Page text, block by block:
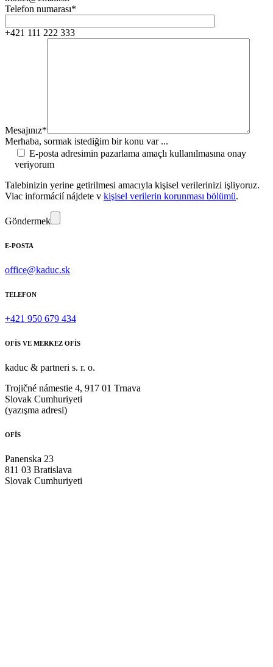
Telefon numarası*
+421 111 222 333
Mesajınız*
Merhaba, sormak istediğim bir konu var ...
E-posta adresimin pazarlama amaçlı kullanılmasına onay
veriyorum
Talebinizin yerine getirilmesi amacıyla kişisel verilerinizi işliyoruz.
Viac informácií nájdete v kişisel verilerin korunması bölümü.
Göndermek
E-POSTA
office@kaduc.sk
TELEFON
+421 950 679 434
OFİS VE MERKEZ OFİS
kaduc & partneri s. r. o.
Trojičné námestie 4, 917 01 Trnava
Slovak Cumhuriyeti
(yazışma adresi)
OFİS
Panenska 23
811 03 Bratislava
Slovak Cumhuriyeti